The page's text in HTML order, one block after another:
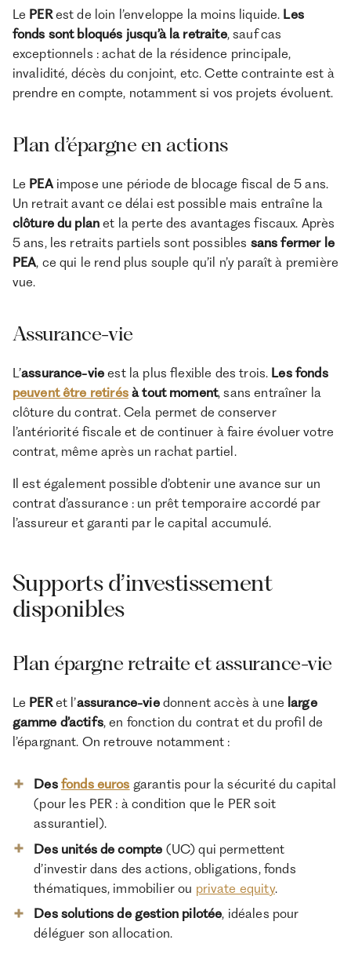
Le PERest de loin l’enveloppe la moins liquide. Les
fonds sont bloqués jusqu’à la retraite, sauf cas
exceptionnels : achat de la résidence principale,
invalidité, décès du conjoint, etc. Cette contrainte est à
prendre en compte, notamment si vos projets évoluent.
Plan d’épargne en actions
Le PEAimpose une période de blocage fiscal de 5 ans.
Un retrait avant ce délai est possible mais entraîne la
clôture du plan et la perte des avantages fiscaux. Après
5 ans, les retraits partiels sont possibles sans fermer le
PEA, ce qui le rend plus souple qu’il n’y paraît à première
vue.
Assurance-vie
L’assurance-vie est la plus flexible des trois. Les fonds
peuvent être retirésà tout moment, sans entraîner la
clôture du contrat. Cela permet de conserver
l’antériorité fiscale et de continuer à faire évoluer votre
contrat, même après un rachat partiel.
Il est également possible d’obtenir une avance sur un
contrat d’assurance : un prêt temporaire accordé par
l’assureur et garanti par le capital accumulé.
Supports d’investissement
disponibles
Plan épargne retraite et assurance-vie
Le PERet l’assurance-viedonnent accès à une large
gamme d’actifs, en fonction du contrat et du profil de
l’épargnant. On retrouve notamment :
Des fonds euros garantis pour la sécurité du capital
(pour les PER : à condition que le PER soit
assurantiel).
Des unités de compte (UC) qui permettent
d’investir dans des actions, obligations, fonds
thématiques, immobilier ou private equity.
Des solutions de gestion pilotée, idéales pour
déléguer son allocation.